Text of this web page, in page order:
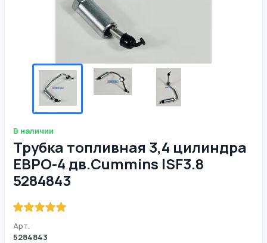
В наличии
Трубка топливная 3,4 цилиндра
ЕВРО-4 дв.Cummins ISF3.8
5284843
Арт.
5284843